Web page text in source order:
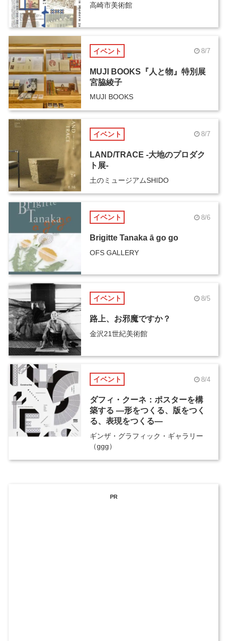
高崎市美術館
イベント 8/7
MUJI BOOKS『人と物』特別展
宮脇綾子
MUJI BOOKS
イベント 8/7
LAND/TRACE -大地のプロダク
ト展-
土のミュージアムSHIDO
イベント 8/6
Brigitte Tanaka ā go go
OFS GALLERY
イベント 8/5
路上、お邪魔ですか？
金沢21世紀美術館
イベント 8/4
ダフィ・クーネ：ポスターを構
築する ―形をつくる、版をつく
る、表現をつくる―
ギンザ・グラフィック・ギャラリー
（ggg）
PR